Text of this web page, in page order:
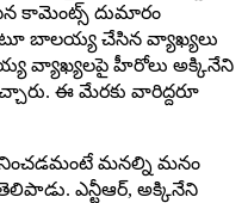
కామెంట్స్ దుమారం
బాలయ్య చేసిన వ్యాఖ్యలు
వ్యాఖ్యలపై హీరోలు అక్కినేని
ఈ మేరకు వారిద్దరూ
మనల్ని మనం
ఎన్టీఆర్, అక్కినేని